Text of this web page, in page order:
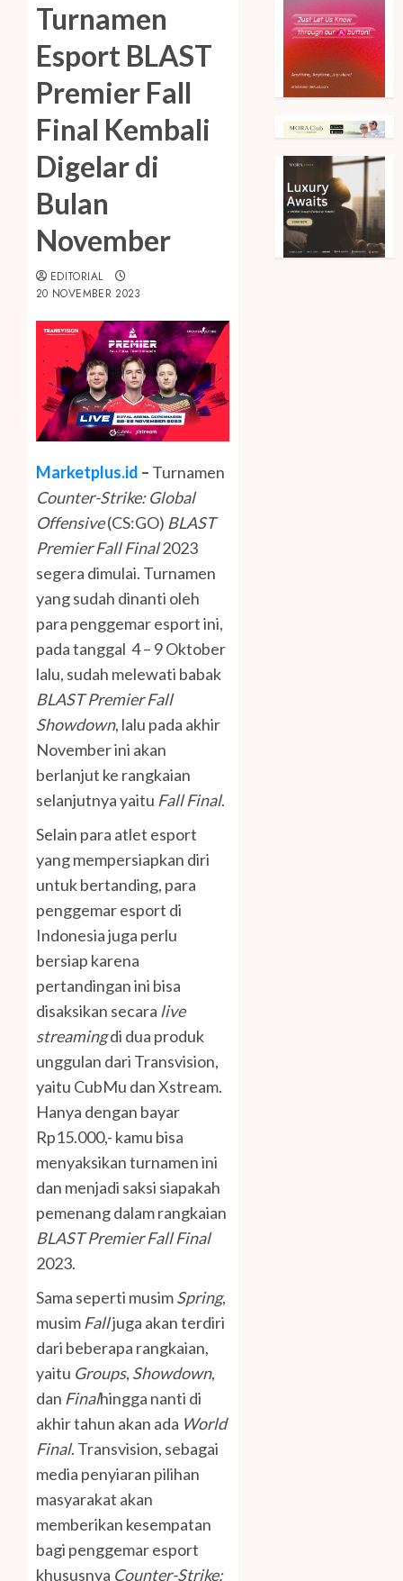
Turnamen
Esport BLAST
Premier Fall
Final Kembali
Digelar di
Bulan
November
EDITORIAL
20 NOVEMBER 2023
Marketplus.id – Turnamen
Counter-Strike: Global
Offensive(CS:GO) BLAST
Premier Fall Final2023
segera dimulai. Turnamen
yang sudah dinanti oleh
para penggemar esport ini,
pada tanggal 4 – 9 Oktober
lalu, sudah melewati babak
BLAST Premier Fall
Showdown, lalu pada akhir
November ini akan
berlanjut ke rangkaian
selanjutnya yaitu Fall Final.
Selain para atlet esport
yang mempersiapkan diri
untuk bertanding, para
penggemar esport di
Indonesia juga perlu
bersiap karena
pertandingan ini bisa
disaksikan secara live
streamingdi dua produk
unggulan dari Transvision,
yaitu CubMu dan Xstream.
Hanya dengan bayar
Rp15.000,- kamu bisa
menyaksikan turnamen ini
dan menjadi saksi siapakah
pemenang dalam rangkaian
BLAST Premier Fall Final
2023.
Sama seperti musimSpring,
musim Falljuga akan terdiri
dari beberapa rangkaian,
yaitu Groups, Showdown,
dan Finalhingga nanti di
akhir tahun akan ada World
Final. Transvision, sebagai
media penyiaran pilihan
masyarakat akan
memberikan kesempatan
bagi penggemar esport
khususnya Counter-Strike: